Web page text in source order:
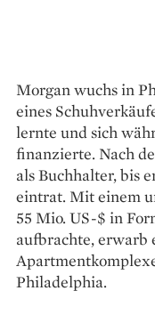
Morgan wuchs in
eines
lernte und sich
finanzierte. Nach
als Buchhalter, bis
eintrat. Mit einem
55 Mio. US-$ in
aufbrachte, erwarb
Philadelphia.